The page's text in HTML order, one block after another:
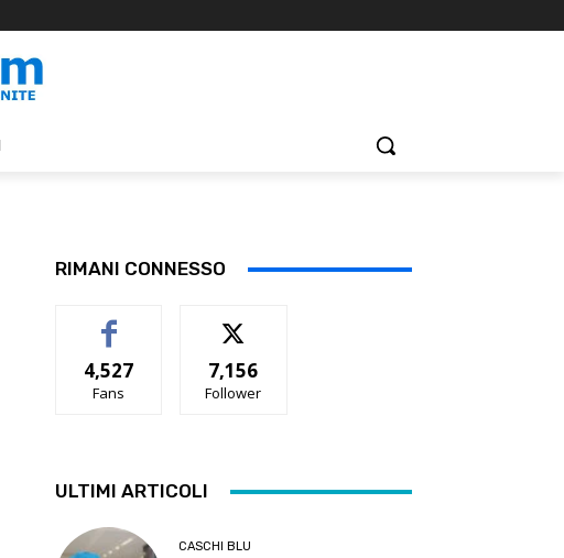
RIMANI CONNESSO
4,527
Fans
7,156
Follower
ULTIMI ARTICOLI
CASCHI BLU